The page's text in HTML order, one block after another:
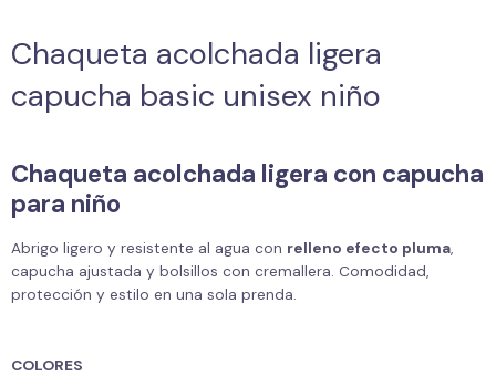
Chaqueta acolchada ligera
capucha basic unisex niño
Chaqueta acolchada ligera con capucha
para niño
Abrigo ligero y resistente al agua con relleno efecto pluma,
capucha ajustada y bolsillos con cremallera. Comodidad,
protección y estilo en una sola prenda.
COLORES